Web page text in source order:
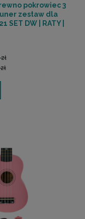
pokrowiec 3
zestaw dla
SET DW | RATY |